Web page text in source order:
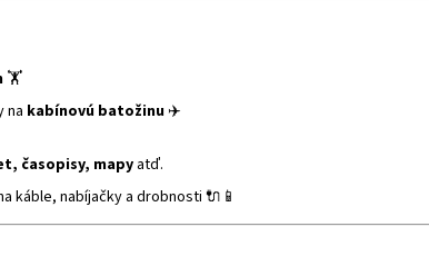
🏋️
na kabínovú batožinu✈️
časopisy, mapy atď.
káble, nabíjačky a drobnosti 🔌📱